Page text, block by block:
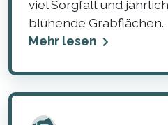
viel Sorgfalt und
blühende Grabflächen.
Mehr lesen